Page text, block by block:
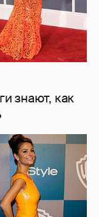
знают, как